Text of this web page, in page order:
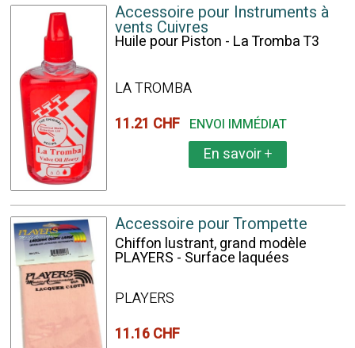
Accessoire pour Instruments à
vents Cuivres
Huile pour Piston - La Tromba T3
LA TROMBA
11.21 CHF ENVOI IMMÉDIAT
En savoir+
Accessoire pour Trompette
Chiffon lustrant, grand modèle
PLAYERS - Surface laquées
PLAYERS
11.16 CHF